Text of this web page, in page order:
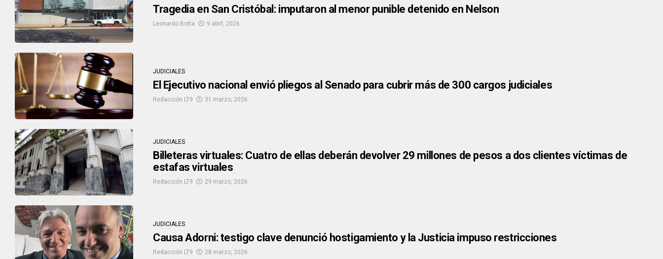
Tragedia en San Cristóbal: imputaron al menor punible detenido en Nelson
Leonardo Botta 9 abril, 2026
JUDICIALES
El Ejecutivo nacional envió pliegos al Senado para cubrir más de 300 cargos judiciales
Redacción LT9 31 marzo, 2026
JUDICIALES
Billeteras virtuales: Cuatro de ellas deberán devolver 29 millones de pesos a dos clientes víctimas de
estafas virtuales
Redacción LT9 29 marzo, 2026
JUDICIALES
Causa Adorni: testigo clave denunció hostigamiento y la Justicia impuso restricciones
Redacción LT9 28 marzo, 2026